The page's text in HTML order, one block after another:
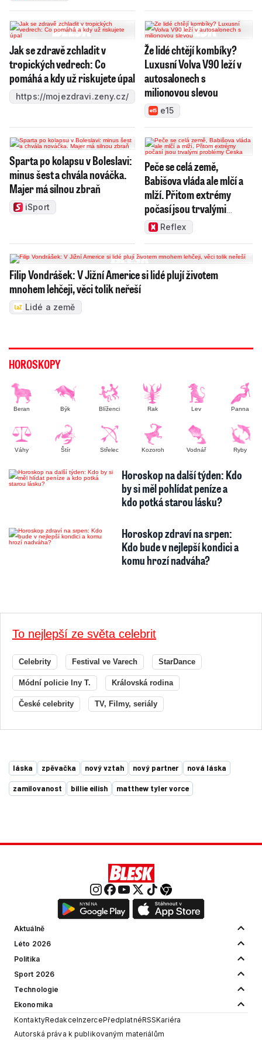
Jak se zdravě zchladit v
tropických vedrech: Co
pomáhá a kdy už riskujete úpal
https://mojezdravi.zeny.cz/
Že lidé chtějí kombíky?
Luxusní Volva V90 leží v
autosalonech s
milionovou slevou
e15
Sparta po kolapsu v Boleslavi:
minus šest a chvála nováčka.
Majer má silnou zbraň
iSport
Peče se celá země,
Babišova vláda ale mlčí a
mlží. Přitom extrémy
počasí jsou trvalými
problémy Česka
Reflex
Filip Vondrášek: V Jižní Americe si lidé plují životem
mnohem lehčeji, věci tolik neřeší
Lidé a země
HOROSKOPY
Beran Býk Blíženci Rak Lev Panna
Váhy Štír Střelec Kozoroh Vodnář Ryby
Horoskop na další týden: Kdo
by si měl pohlídat peníze a
kdo potká starou lásku?
Horoskop zdraví na srpen:
Kdo bude v nejlepší kondici a
komu hrozí nadváha?
To nejlepší ze světa celebrit
Celebrity Festival ve Varech StarDance
Módní policie Iny T. Královská rodina
České celebrity TV, Filmy, seriály
láska zpěvačka nový vztah nový partner nová láska
zamilovanost billie eilish matthew tyler vorce
Aktuálně
Léto 2026
Politika
Sport 2026
Technologie
Ekonomika
KontaktyRedakceInzercePředplatnéRSSKariéra
Autorská práva k publikovaným materiálům